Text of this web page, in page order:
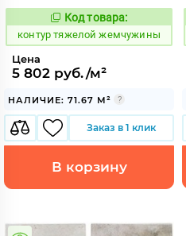
763401
Код товара:
контур тяжелой жемчужины
Цена
5 802 руб./м²
НАЛИЧИЕ: 71.67 М²
Заказ в 1 клик
В корзину